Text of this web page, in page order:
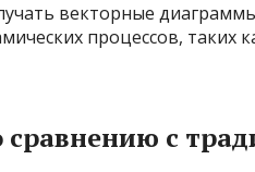
векторные
процессов, таких
с